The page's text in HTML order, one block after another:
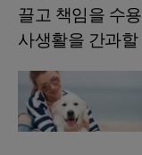
끌고 책임을 수
사생활을 간과